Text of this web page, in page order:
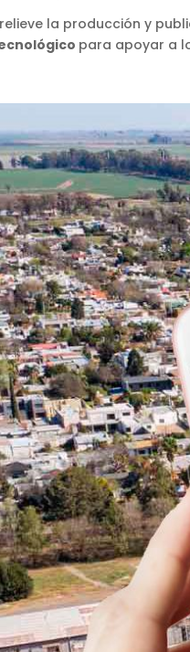
la producción y
para apoyar a